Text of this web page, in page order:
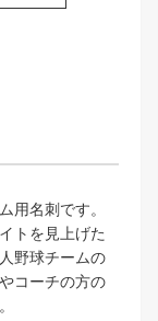
用名刺です。
トを見上げた
野球チームの
コーチの方の